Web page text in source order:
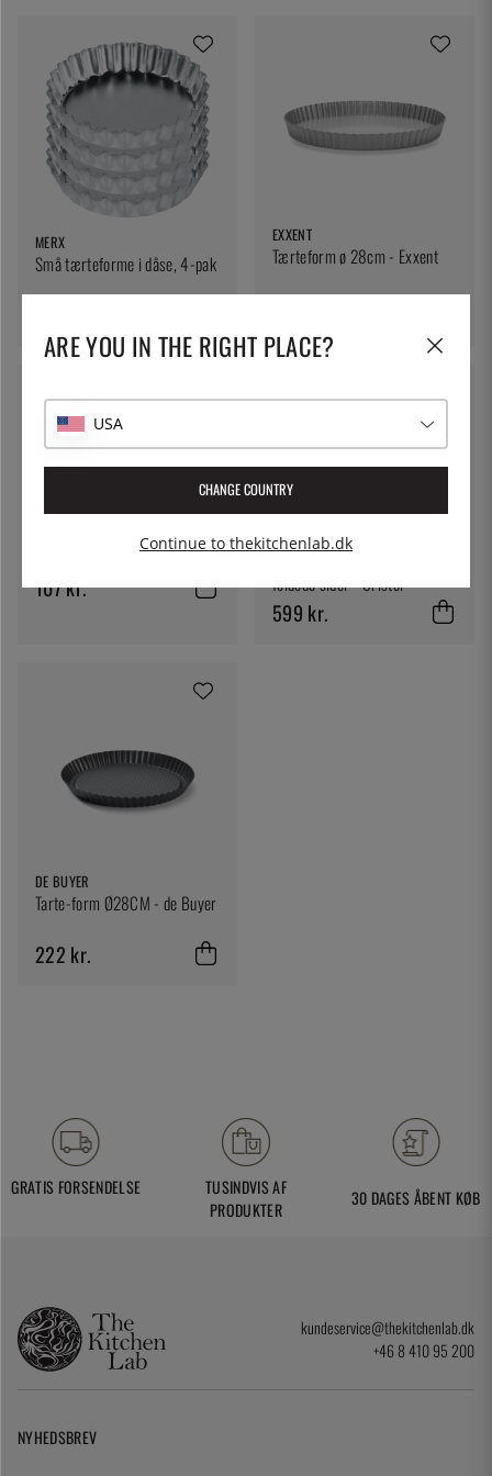
MERX
Små tærteforme i dåse, 4-pak
EXXENT
Tærteform ø 28cm - Exxent
MERX
Tærteform Ø 24 cm
107 kr.
CRISTEL
foldede sider - Cristel
599 kr.
DE BUYER
Tarte-form Ø28CM - de Buyer
222 kr.
GRATIS FORSENDELSE
TUSINDVIS AF
PRODUKTER
30 DAGES ÅBENT KØB
kundeservice@thekitchenlab.dk
+46 8 410 95 200
NYHEDSBREV
ARE YOU IN THE RIGHT PLACE?
USA
CHANGE COUNTRY
Continue to thekitchenlab.dk